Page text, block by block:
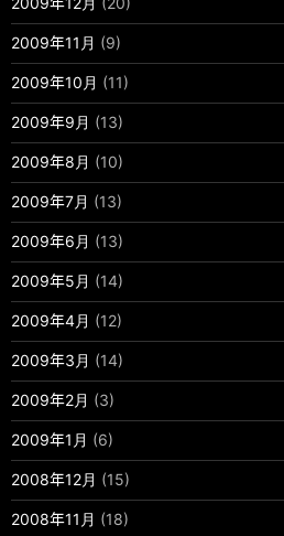
2009年11月 (9)
2009年10月 (11)
2009年9月 (13)
2009年8月 (10)
2009年7月 (13)
2009年6月 (13)
2009年5月 (14)
2009年4月 (12)
2009年3月 (14)
2009年2月 (3)
2009年1月 (6)
2008年12月 (15)
2008年11月 (18)